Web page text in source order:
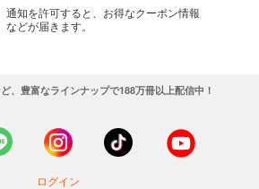
通知を許可すると、お得なクーポン情報
などが届きます。
、豊富なラインナップで188万冊以上配信中！
ログイン